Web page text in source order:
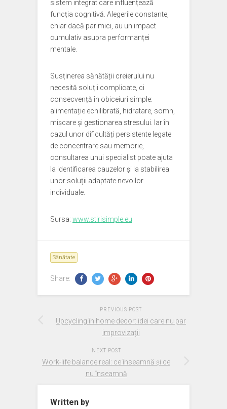
sistem integrat care influențează
funcția cognitivă. Alegerile constante,
chiar dacă par mici, au un impact
cumulativ asupra performanței
mentale.
Susținerea sănătății creierului nu
necesită soluții complicate, ci
consecvență în obiceiuri simple:
alimentație echilibrată, hidratare, somn,
mișcare și gestionarea stresului. Iar în
cazul unor dificultăți persistente legate
de concentrare sau memorie,
consultarea unui specialist poate ajuta
la identificarea cauzelor și la stabilirea
unor soluții adaptate nevoilor
individuale.
Sursa: www.stirisimple.eu
Sănătate
Share:
PREVIOUS POST
Upcycling în home decor: idei care nu par
improvizații
NEXT POST
Work-life balance real: ce înseamnă și ce
nu înseamnă
Written by